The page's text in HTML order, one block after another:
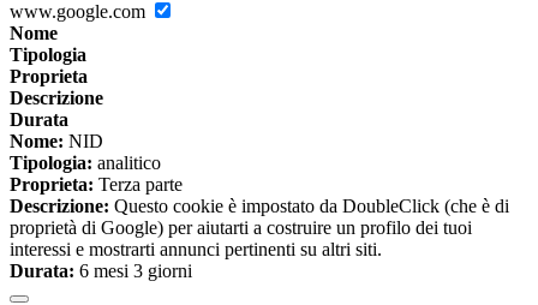
www.google.com
Nome
Tipologia
Proprieta
Descrizione
Durata
Nome: NID
Tipologia: analitico
Proprieta: Terza parte
Descrizione: Questo cookie è impostato da DoubleClick (che è di
proprietà di Google) per aiutarti a costruire un profilo dei tuoi
interessi e mostrarti annunci pertinenti su altri siti.
Durata: 6 mesi 3 giorni